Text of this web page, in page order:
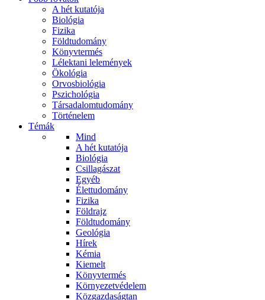
A hét kutatója
Biológia
Fizika
Földtudomány
Könyvtermés
Lélektani lelemények
Ökológia
Orvosbiológia
Pszichológia
Társadalomtudomány
Történelem
Témák
Mind
A hét kutatója
Biológia
Csillagászat
Egyéb
Élettudomány
Fizika
Földrajz
Földtudomány
Geológia
Hírek
Kémia
Kiemelt
Könyvtermés
Környezetvédelem
Közgazdaságtan